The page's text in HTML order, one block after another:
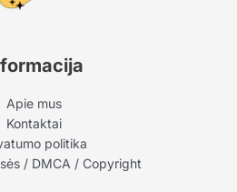
Apie mus
Kontaktai
politika
/ DMCA / Copyright